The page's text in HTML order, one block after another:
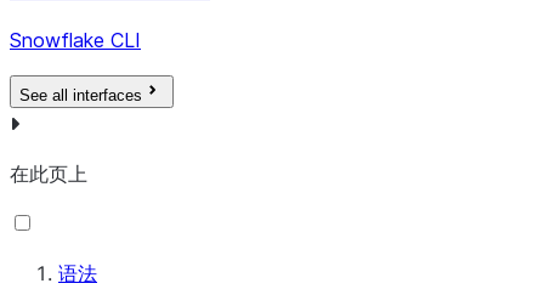
Snowflake CLI
See all interfaces
在此页上
语法